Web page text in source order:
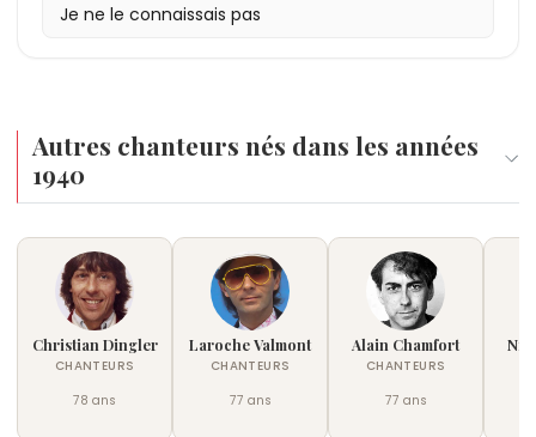
Je ne le connaissais pas
Autres chanteurs nés dans les années
1940
Christian Dingler
CHANTEURS
78 ans
Laroche Valmont
CHANTEURS
77 ans
Alain Chamfort
CHANTEURS
77 ans